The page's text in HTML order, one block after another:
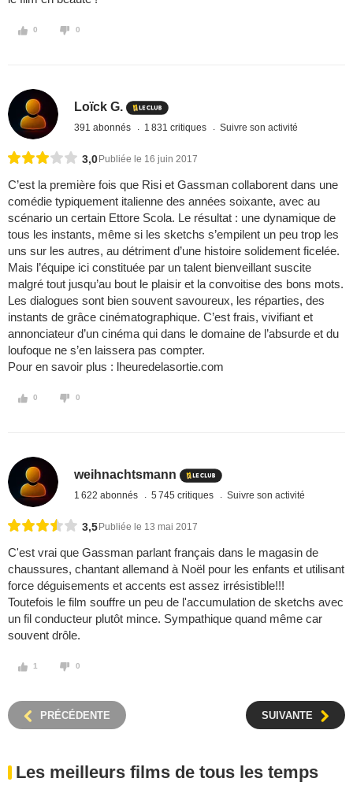
0 0
Loïck G.
391 abonnés 1 831 critiques Suivre son activité
3,0 Publiée le 16 juin 2017
C’est la première fois que Risi et Gassman collaborent dans une
comédie typiquement italienne des années soixante, avec au
scénario un certain Ettore Scola. Le résultat : une dynamique de
tous les instants, même si les sketchs s’empilent un peu trop les
uns sur les autres, au détriment d’une histoire solidement ficelée.
Mais l’équipe ici constituée par un talent bienveillant suscite
malgré tout jusqu’au bout le plaisir et la convoitise des bons mots.
Les dialogues sont bien souvent savoureux, les réparties, des
instants de grâce cinématographique. C’est frais, vivifiant et
annonciateur d’un cinéma qui dans le domaine de l’absurde et du
loufoque ne s’en laissera pas compter.
Pour en savoir plus : lheuredelasortie.com
0 0
weihnachtsmann
1 622 abonnés 5 745 critiques Suivre son activité
3,5 Publiée le 13 mai 2017
C'est vrai que Gassman parlant français dans le magasin de
chaussures, chantant allemand à Noël pour les enfants et utilisant
force déguisements et accents est assez irrésistible!!!
Toutefois le film souffre un peu de l'accumulation de sketchs avec
un fil conducteur plutôt mince. Sympathique quand même car
souvent drôle.
1 0
PRÉCÉDENTE SUIVANTE
Les meilleurs films de tous les temps